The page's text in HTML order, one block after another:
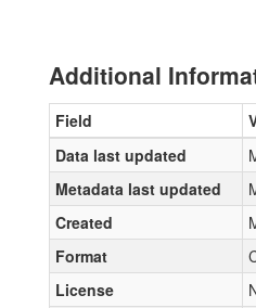
Additional
Field
Data last updated
Metadata last updated
Created
Format
License